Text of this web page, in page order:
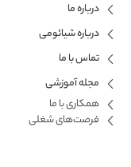
درباره ما
درباره شیائومی
تماس با ما
مجله آموزشی
همکاری با ما​
فرصت‌های شغلی